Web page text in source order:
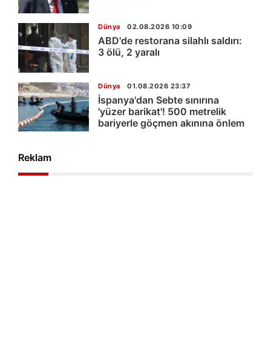
Dünya 02.08.2026 10:09
ABD'de restorana silahlı saldırı:
3 ölü, 2 yaralı
Dünya 01.08.2026 23:37
İspanya'dan Sebte sınırına
'yüzer barikat'! 500 metrelik
bariyerle göçmen akınına önlem
Reklam